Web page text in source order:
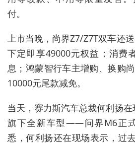
付。
上市当晚，尚界Z7/Z7T双车还
下定即享49000元权益；消费
息；鸿蒙智行车主增购、换购
10000元尾款减免。
当天，赛力斯汽车总裁何利扬在
旗下全新车型——问界M6正
悉，何利扬还在现场表示，过